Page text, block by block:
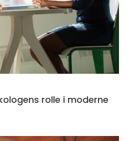
rolle i moderne